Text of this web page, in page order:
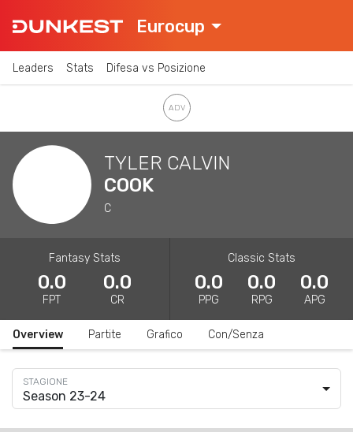
Eurocup
Leaders Stats Difesa vs Posizione
TYLER CALVIN
COOK
C
Fantasy Stats
0.0
FPT
0.0
CR
Classic Stats
0.0
PPG
0.0
RPG
0.0
APG
Overview Partite Grafico Con/Senza
Season 23-24